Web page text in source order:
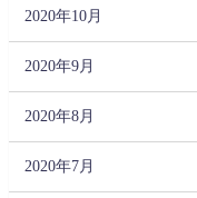
2020年10月
2020年9月
2020年8月
2020年7月